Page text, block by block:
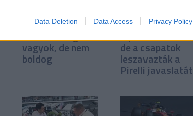
Data Deletion Data Access Privacy Policy
Binotto: Elégedett
vagyok, de nem
boldog
A pilóták kérték,
de a csapatok
leszavazták a
Pirelli javaslatát